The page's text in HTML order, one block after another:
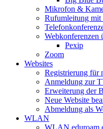
Mikrofon &
Rufumleitung
Webkonferenzen
Pexip
Zoom
Websites
Registrierung für
Anmeldung zur
Erweiterung der
Neue Website
Abmeldung als
WLAN
WLAN eduroam